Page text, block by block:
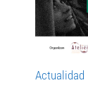
Actualidad